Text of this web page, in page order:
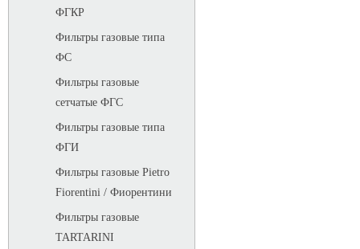
ФГКР
Фильтры газовые типа
ФС
Фильтры газовые
сетчатые ФГС
Фильтры газовые типа
ФГИ
Фильтры газовые Pietro
Fiorentini / Фиорентини
Фильтры газовые
TARTARINI